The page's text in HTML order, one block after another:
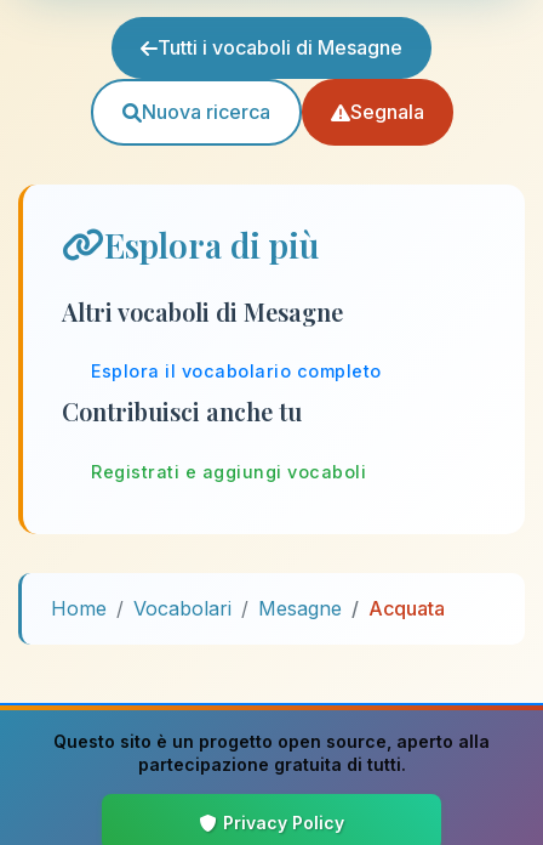
Tutti i vocaboli di Mesagne
Nuova ricerca Segnala
Esplora di più
Altri vocaboli di Mesagne
Esplora il vocabolario completo
Contribuisci anche tu
Registrati e aggiungi vocaboli
Home Vocabolari Mesagne Acquata
Questo sito è un progetto open source , aperto alla
partecipazione gratuita di tutti.
Privacy Policy